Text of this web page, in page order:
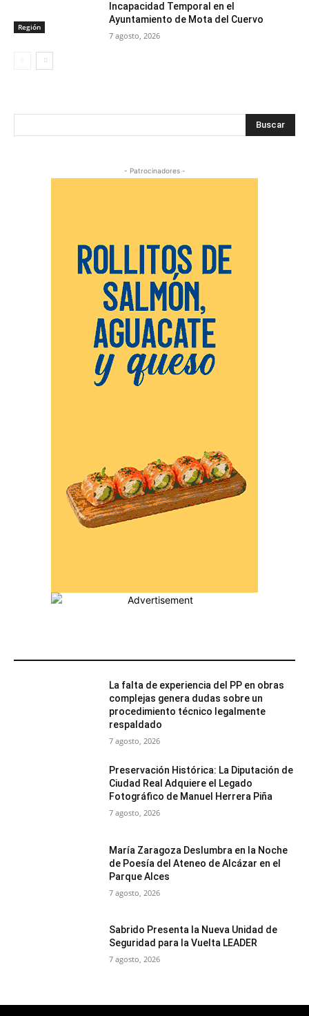
Región
Incapacidad Temporal en el
Ayuntamiento de Mota del Cuervo
7 agosto, 2026
Buscar
- Patrocinadores -
La falta de experiencia del PP en obras
complejas genera dudas sobre un
procedimiento técnico legalmente
respaldado
7 agosto, 2026
Preservación Histórica: La Diputación de
Ciudad Real Adquiere el Legado
Fotográfico de Manuel Herrera Piña
7 agosto, 2026
María Zaragoza Deslumbra en la Noche
de Poesía del Ateneo de Alcázar en el
Parque Alces
7 agosto, 2026
Sabrido Presenta la Nueva Unidad de
Seguridad para la Vuelta LEADER
7 agosto, 2026